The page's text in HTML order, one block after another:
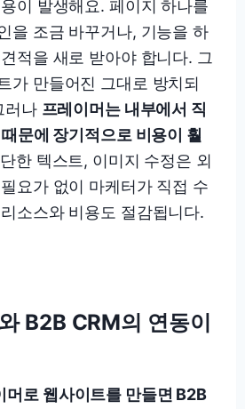
이 발생해요. 페이지 하나를
을 조금 바꾸거나, 기능을 하
적을 새로 받아야 합니다. 그
가 만들어진 그대로 방치되
러나 프레이머는 내부에서 직
문에 장기적으로 비용이 훨
한 텍스트, 이미지 수정은 외
요가 없이 마케터가 직접 수
소스와 비용도 절감됩니다.
B2B CRM의 연동이
머로 웹사이트를 만들면 B2B